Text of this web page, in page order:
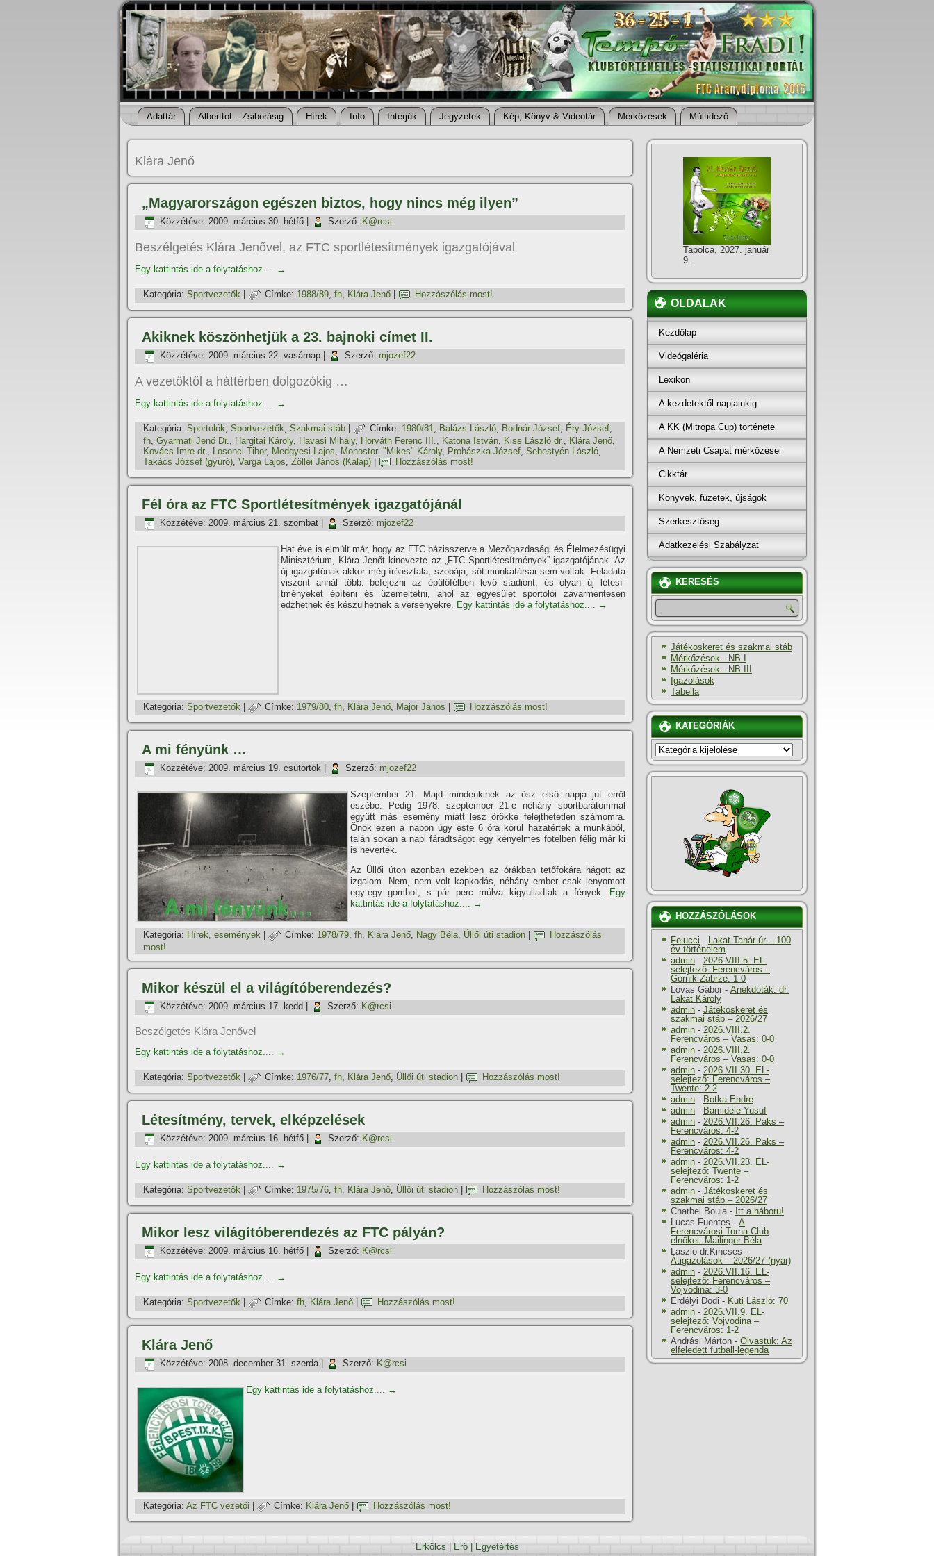
Adattár Alberttól – Zsiborásig Hí­rek Info Interjúk Jegyzetek Kép, Könyv & Videotár Mérkőzések Múltidéző
Klára Jenő
„Magyarországon egészen biztos, hogy nincs még ilyen”
Közzétéve: 2009. március 30. hétfő Szerző: K@rcsi
Beszélgetés Klára Jenővel, az FTC sportlétesí­tmények igazgatójával
Egy kattintás ide a folytatáshoz.... →
Kategória: Sportvezetők Címke: 1988/89, fh, Klára Jenő Hozzászólás most!
Akiknek köszönhetjük a 23. bajnoki cí­met II.
Közzétéve: 2009. március 22. vasárnap Szerző: mjozef22
A vezetőktől a háttérben dolgozókig …
Egy kattintás ide a folytatáshoz.... →
Kategória: Sportolók, Sportvezetők, Szakmai stáb Címke: 1980/81, Balázs László, Bodnár József, Éry József,
fh, Gyarmati Jenő Dr., Hargitai Károly, Havasi Mihály, Horváth Ferenc III., Katona István, Kiss László dr., Klára Jenő,
Kovács Imre dr., Losonci Tibor, Medgyesi Lajos, Monostori "Mikes" Károly, Prohászka József, Sebestyén László,
Takács József (gyúró), Varga Lajos, Zöllei János (Kalap) Hozzászólás most!
Fél óra az FTC Sportlétesí­tmények igazgatójánál
Közzétéve: 2009. március 21. szombat Szerző: mjozef22
Hat éve is elmúlt már, hogy az FTC bázisszerve a Mezőgazdasági és Élelmezésügyi
Minisztérium, Klára Jenőt kinevezte az „FTC Sportlétesí­tmények” igazgatójának. Az
új igazgatónak akkor még í­róasztala, szobája, sőt munkatársai sem voltak. Feladata
viszont annál több: befejezni az épülőfélben levő stadiont, és olyan új létesí­
tményeket épí­teni és üzemeltetni, ahol az egyesület sportolói zavarmentesen
edzhetnek és készülhetnek a versenyekre. Egy kattintás ide a folytatáshoz.... →
Kategória: Sportvezetők Címke: 1979/80, fh, Klára Jenő, Major János Hozzászólás most!
A mi fényünk …
Közzétéve: 2009. március 19. csütörtök Szerző: mjozef22
Szeptember 21. Majd mindenkinek az ősz első napja jut erről
eszébe. Pedig 1978. szeptember 21-e néhány sportbarátommal
együtt más esemény miatt lesz örökké felejthetetlen számomra.
Önök ezen a napon úgy este 6 óra körül hazatértek a munkából,
talán sokan a napi fáradtságot egy kényelmes fotelben félig már ki
is heverték.
Az Üllői úton azonban ezekben az órákban tetőfokára hágott az
izgalom. Nem, nem volt kapkodás, néhány ember csak lenyomott
egy-egy gombot, s pár perc múlva kigyulladtak a fények.
Egy
kattintás ide a folytatáshoz.... →
Kategória: Hí­rek, események Címke: 1978/79, fh, Klára Jenő, Nagy Béla, Üllői úti stadion
Hozzászólás
most!
Mikor készül el a világí­tóberendezés?
Közzétéve: 2009. március 17. kedd Szerző: K@rcsi
Beszélgetés Klára Jenővel
Egy kattintás ide a folytatáshoz.... →
Kategória: Sportvezetők Címke: 1976/77, fh, Klára Jenő, Üllői úti stadion Hozzászólás most!
Létesí­tmény, tervek, elképzelések
Közzétéve: 2009. március 16. hétfő Szerző: K@rcsi
Egy kattintás ide a folytatáshoz.... →
Kategória: Sportvezetők Címke: 1975/76, fh, Klára Jenő, Üllői úti stadion Hozzászólás most!
Mikor lesz világí­tóberendezés az FTC pályán?
Közzétéve: 2009. március 16. hétfő Szerző: K@rcsi
Egy kattintás ide a folytatáshoz.... →
Kategória: Sportvezetők Címke: fh, Klára Jenő Hozzászólás most!
Klára Jenő
Közzétéve: 2008. december 31. szerda| Szerző: K@rcsi
Egy kattintás ide a folytatáshoz.... →
Kategória: Az FTC vezetői Címke: Klára Jenő Hozzászólás most!
Tapolca, 2027. január
9.
OLDALAK
Kezdőlap
Videógaléria
Lexikon
A kezdetektől napjainkig
A KK (Mitropa Cup) története
A Nemzeti Csapat mérkőzései
Cikktár
Könyvek, füzetek, újságok
Szerkesztőség
Adatkezelési Szabályzat
KERESÉS
Játékoskeret és szakmai stáb
Mérkőzések - NB I
Mérkőzések - NB III
Igazolások
Tabella
KATEGÓRIÁK
KATEGÓRIÁK
HOZZÁSZÓLÁSOK
Felucci - Lakat Tanár úr – 100
év történelem
admin - 2026.VIII.5. EL-
selejtező: Ferencváros –
Górnik Zabrze: 1-0
Lovas Gábor - Anekdoták: dr.
Lakat Károly
admin - Játékoskeret és
szakmai stáb – 2026/27
admin - 2026.VIII.2.
Ferencváros – Vasas: 0-0
admin - 2026.VIII.2.
Ferencváros – Vasas: 0-0
admin - 2026.VII.30. EL-
selejtező: Ferencváros –
Twente: 2-2
admin - Botka Endre
admin - Bamidele Yusuf
admin - 2026.VII.26. Paks –
Ferencváros: 4-2
admin - 2026.VII.26. Paks –
Ferencváros: 4-2
admin - 2026.VII.23. EL-
selejtező: Twente –
Ferencváros: 1-2
admin - Játékoskeret és
szakmai stáb – 2026/27
Charbel Bouja- Itt a háboru!
Lucas Fuentes - A
Ferencvárosi Torna Club
elnökei: Mailinger Béla
Laszlo dr.Kincses -
Átigazolások – 2026/27 (nyár)
admin - 2026.VII.16. EL-
selejtező: Ferencváros –
Vojvodina: 3-0
Erdélyi Dodi - Kuti László: 70
admin - 2026.VII.9. EL-
selejtező: Vojvodina –
Ferencváros: 1-2
Andrási Márton - Olvastuk: Az
elfeledett futball-legenda
Erkölcs Erő| Egyetértés